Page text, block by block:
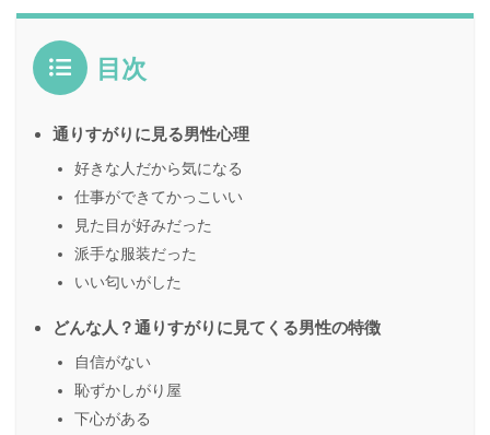
目次
通りすがりに見る男性心理
好きな人だから気になる
仕事ができてかっこいい
見た目が好みだった
派手な服装だった
いい匂いがした
どんな人？通りすがりに見てくる男性の特徴
自信がない
恥ずかしがり屋
下心がある